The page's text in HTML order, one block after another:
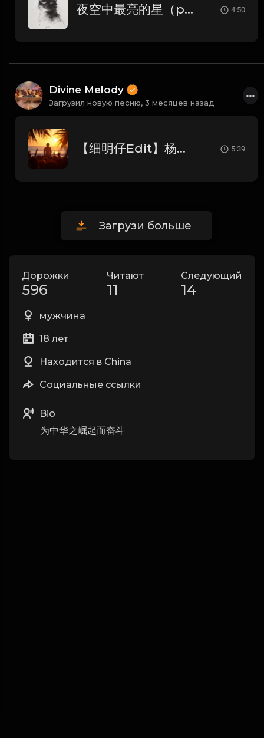
夜空中最亮的星（progressive House） 4:50
Divine Melody
Загрузил новую песню, 3 месяцев назад
【细明仔Edit】杨胜屿 - 你的眼神(东杰-Deng子 FunkyHouse Mix粤语男) 5:39
Загрузи больше
Дорожки
596
Читают
11
Следующий
14
мужчина
18 лет
Находится в China
Социальные ссылки
Bio
为中华之崛起而奋斗